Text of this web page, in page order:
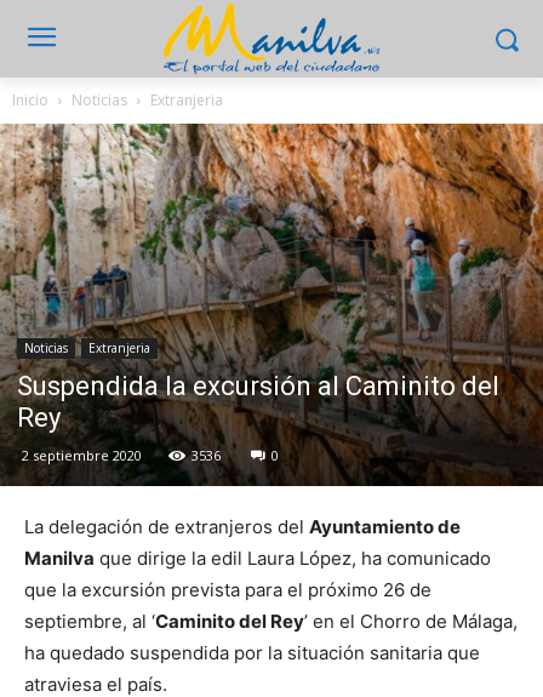
Inicio Noticias Extranjeria
Noticias Extranjeria
Suspendida la excursión al Caminito del
Rey
2 septiembre 2020 3536 0
La delegación de extranjeros del Ayuntamiento de
Manilva que dirige la edil Laura López, ha comunicado
que la excursión prevista para el próximo 26 de
septiembre, al ‘Caminito del Rey’ en el Chorro de Málaga,
ha quedado suspendida por la situación sanitaria que
atraviesa el país.